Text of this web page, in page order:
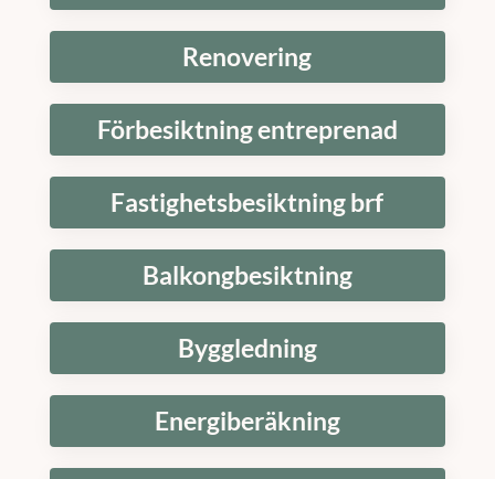
Renovering
Förbesiktning entreprenad
Fastighetsbesiktning brf
Balkongbesiktning
Byggledning
Energiberäkning